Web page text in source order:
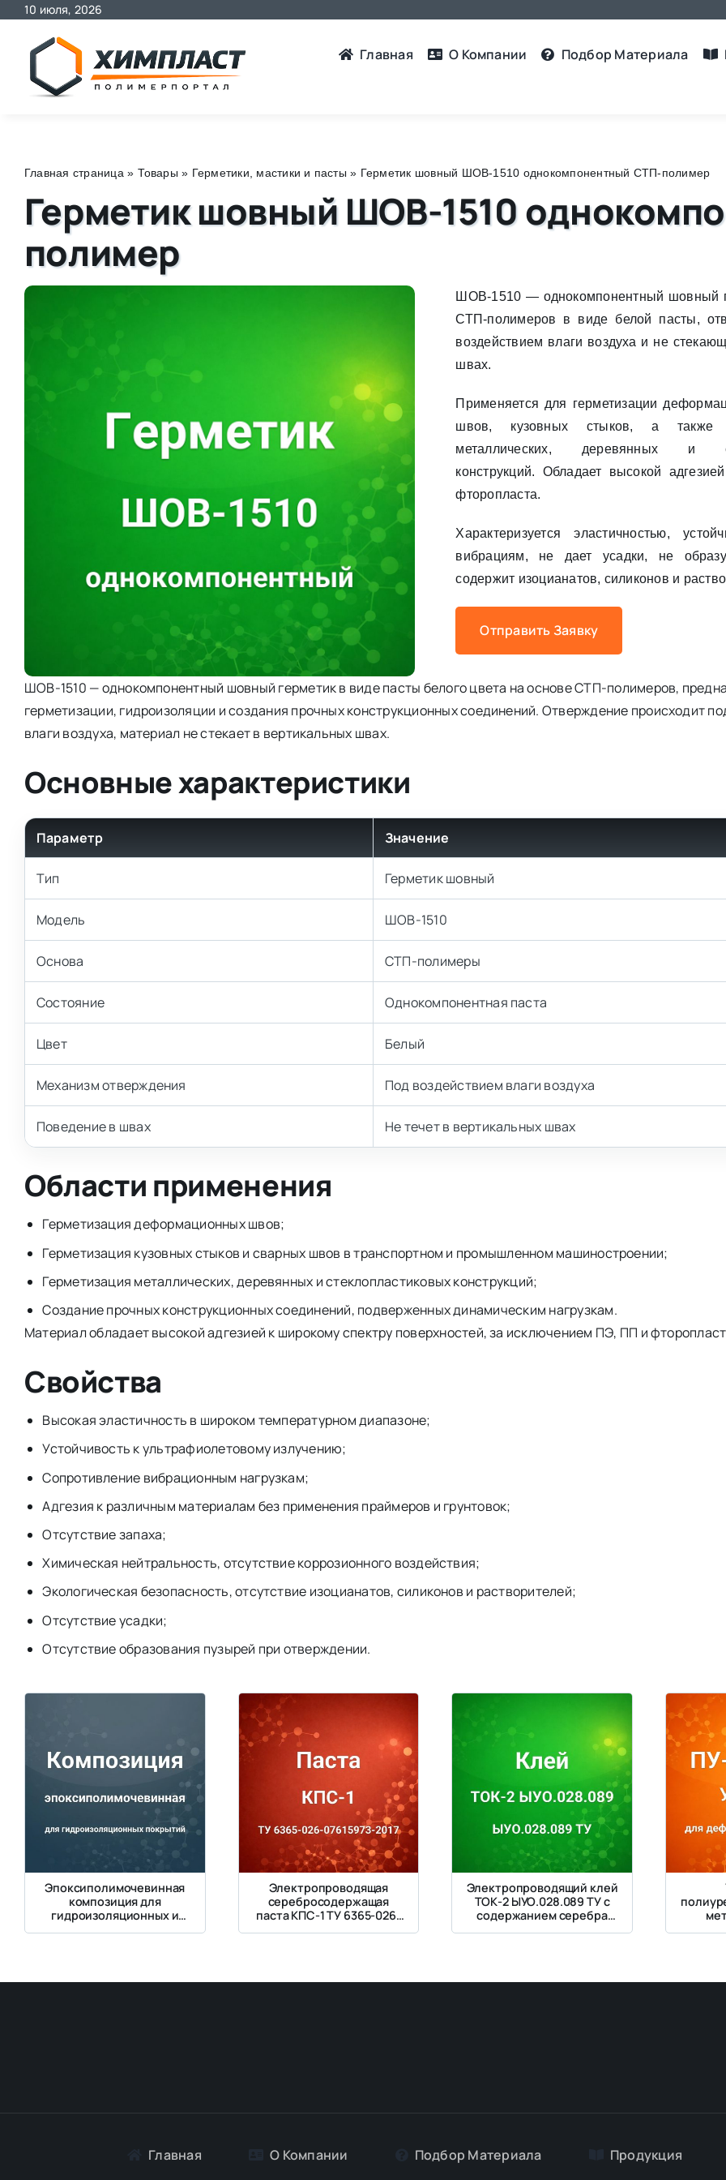
Skip
content
10 июля, 2026
Главная О Компании Подбор Материалa
Главная страница » Товары » Герметики, мастики и пасты » Герметик шовный ШОВ-1510 однокомпонентный СТП-полимер
Герметик шовный ШОВ-1510
полимер
ШОВ-1510 — однокомпонентный шовный
СТП-полимеров в виде белой пасты,
воздействием влаги воздуха и не
швах.
Применяется для герметизации
швов, кузовных стыков, а также
металлических, деревянных и
конструкций. Обладает высокой
фторопласта.
Характеризуется эластичностью,
вибрациям, не дает усадки, не
содержит изоцианатов, силиконов и
Отправить Заявку
ШОВ-1510 — однокомпонентный шовный герметик в виде пасты белого цвета на основе СТП-полимеров,
герметизации, гидроизоляции и создания прочных конструкционных соединений. Отверждение происходит
влаги воздуха, материал не стекает в вертикальных швах.
Основные характеристики
Параметр Значение
Тип Герметик шовный
Модель ШОВ-1510
Основа СТП-полимеры
Состояние Однокомпонентная паста
Цвет Белый
Механизм отверждения Под воздействием влаги воздуха
Поведение в швах Не течет в вертикальных швах
Области применения
Герметизация деформационных швов;
Герметизация кузовных стыков и сварных швов в транспортном и промышленном машиностроении;
Герметизация металлических, деревянных и стеклопластиковых конструкций;
Создание прочных конструкционных соединений, подверженных динамическим нагрузкам.
Материал обладает высокой адгезией к широкому спектру поверхностей, за исключением ПЭ, ПП и
Свойства
Высокая эластичность в широком температурном диапазоне;
Устойчивость к ультрафиолетовому излучению;
Сопротивление вибрационным нагрузкам;
Адгезия к различным материалам без применения праймеров и грунтовок;
Отсутствие запаха;
Химическая нейтральность, отсутствие коррозионного воздействия;
Экологическая безопасность, отсутствие изоцианатов, силиконов и растворителей;
Отсутствие усадки;
Отсутствие образования пузырей при отверждении.
Эпоксиполимочевинная
композиция для
гидроизоляционных и
антикоррозионных
Электропроводящая
серебросодержащая
паста КПС-1 ТУ 6365-026-
07615973-2017
Электропроводящий клей
ТОК-2 ЫУО.028.089 ТУ с
содержанием серебра
69,3%
Главная О Компании Подбор Материалa Продукция